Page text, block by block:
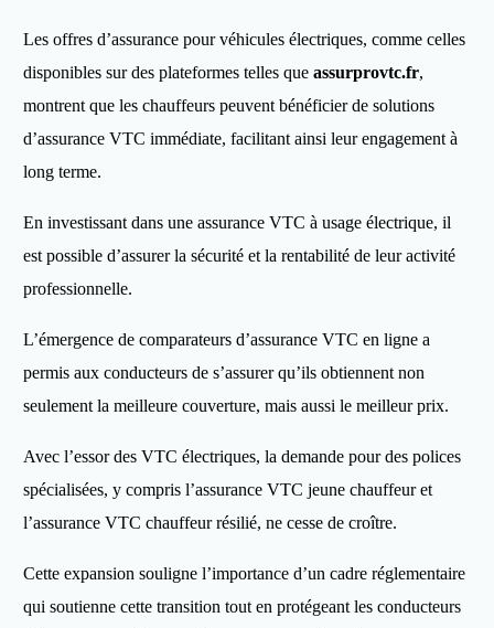
Les offres d’assurance pour véhicules électriques, comme celles
disponibles sur des plateformes telles queassurprovtc.fr,
montrent que les chauffeurs peuvent bénéficier de solutions
d’assurance VTC immédiate, facilitant ainsi leur engagement à
long terme.
En investissant dans une assurance VTC à usage électrique, il
est possible d’assurer la sécurité et la rentabilité de leur activité
professionnelle.
L’émergence de comparateurs d’assurance VTC en ligne a
permis aux conducteurs de s’assurer qu’ils obtiennent non
seulement la meilleure couverture, mais aussi le meilleur prix.
Avec l’essor des VTC électriques, la demande pour des polices
spécialisées, y compris l’assurance VTC jeune chauffeur et
l’assurance VTC chauffeur résilié, ne cesse de croître.
Cette expansion souligne l’importance d’un cadre réglementaire
qui soutienne cette transition tout en protégeant les conducteurs